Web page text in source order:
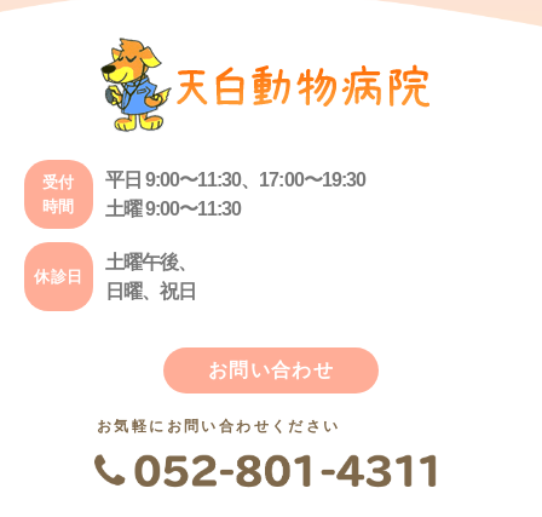
受付
時間
平日 9:00〜11:30、17:00〜19:30
土曜 9:00〜11:30
休診日
土曜午後、
日曜、祝日
お問い合わせ
お気軽にお問い合わせください